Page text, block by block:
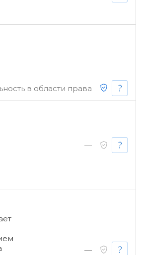
в области права
—
—